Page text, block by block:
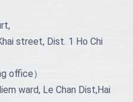
street, Dist. 1 Ho Chi
office）
ward, Le Chan Dist,Hai